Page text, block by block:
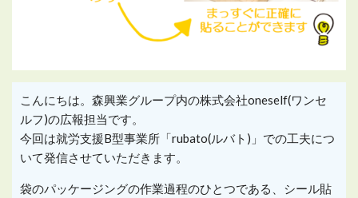
こんにちは。森興業グループ内の株式会社oneself(ワンセ
ルフ)の広報担当です。
今回は就労支援B型事業所「rubato(ルバト)」での工夫につ
いて発信させていただきます。
袋のパッケージングの作業過程のひとつである、シール貼